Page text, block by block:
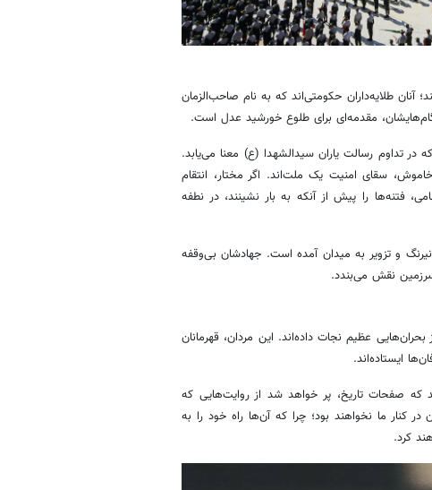
آنان طلایه‌داران حکومتی‌اند که به نام صاحب‌الزمان
مقدمه‌ای برای طلوع خورشید عدل است.
تداوم رسالت یاران سیدالشهدا (ع) معنا می‌یابد.
سقایامنیت یک ملت‌اند. اگر مختار، انتقام
فتنه‌ها را پیش از آنکه به بار نشینند، در نطفه
و تزویر به میدان آمده است. جهادشان بی‌وقفه
نقش می‌بندد.
عظیم نجات داده‌اند. این مردان، قهرمانان
ایستاده‌اند.
که صفحات تاریخ، پر خواهد شد از روایت‌هایی که
کنار ما نخواهند بود؛ چرا که آن‌ها راه خود را به
کرد.